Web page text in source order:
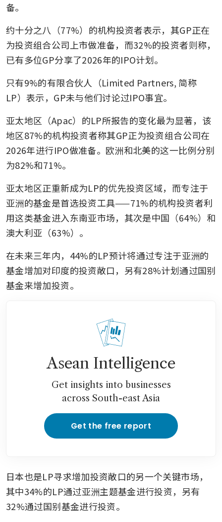
备。
约十分之八（77%）的机构投资者表示，其GP正在
为投资组合公司上市做准备，而32%的投资者则称，
已有多位GP分享了2026年的IPO计划。
只有9%的有限合伙人（Limited Partners, 简称
LP）表示，GP未与他们讨论过IPO事宜。
亚太地区（Apac）的LP所报告的变化最为显著，该
地区87%的机构投资者称其GP正为投资组合公司在
2026年进行IPO做准备。欧洲和北美的这一比例分别
为82%和71%。
亚太地区正重新成为LP的优先投资区域，而专注于
亚洲的基金是首选投资工具——71%的机构投资者利
用这类基金进入东南亚市场，其次是中国（64%）和
澳大利亚（63%）。
在未来三年内，44%的LP预计将通过专注于亚洲的
基金增加对印度的投资敞口，另有28%计划通过国别
基金来增加投资。
Asean Intelligence
Get insights into businesses
across South-east Asia
Get the free report
日本也是LP寻求增加投资敞口的另一个关键市场，
其中34%的LP通过亚洲主题基金进行投资，另有
32%通过国别基金进行投资。